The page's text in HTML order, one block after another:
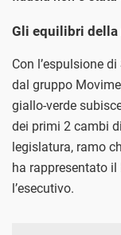
Gli equilibri della
Con l’espulsione
dal gruppo
giallo-verde
dei primi 2 cambi
legislatura, ramo
ha rappresentato
l’esecutivo.